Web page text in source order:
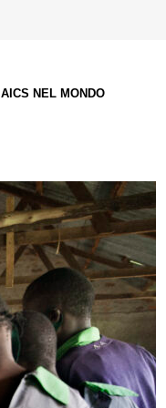
AICS NEL MONDO